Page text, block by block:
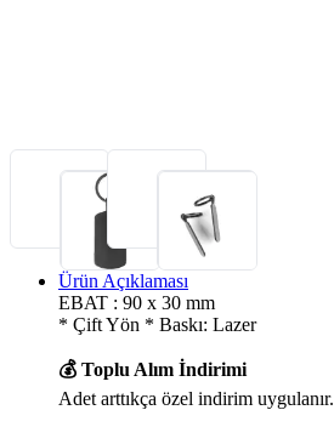
Ürün Açıklaması
EBAT : 90 x 30 mm
* Çift Yön * Baskı: Lazer
💰 Toplu Alım İndirimi
Adet arttıkça özel indirim uygulanır.